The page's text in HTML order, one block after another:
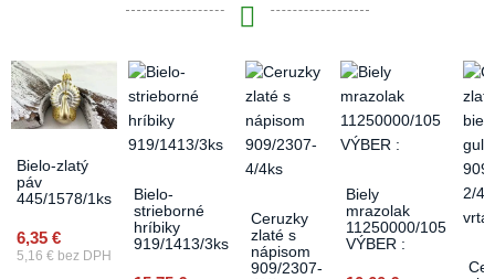
Bielo-zlatý
páv
445/1578/1ks
6,35 €
5,16 € bez DPH
Bielo-
strieborné
hríbiky
919/1413/3ks
Ceruzky
zlaté s
nápisom
909/2307-
Biely
mrazolak
11250000/105
VÝBER :
range:
10,60 €
10,70 €
This
has
The
options